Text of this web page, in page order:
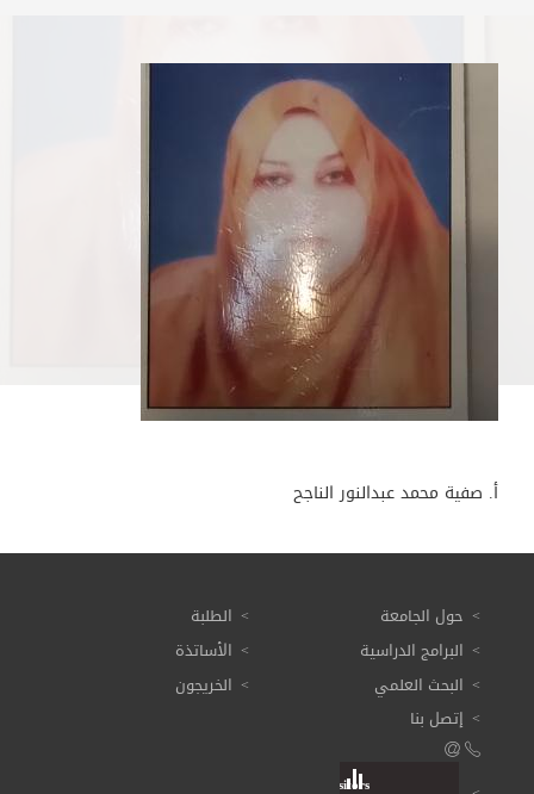
أ. صفية محمد عبدالنور الناجح
حول الجامعة
البرامج الدراسية
البحث العلمي
الطلبة
الأساتذة
الخريجون
إتصل بنا
Visitors